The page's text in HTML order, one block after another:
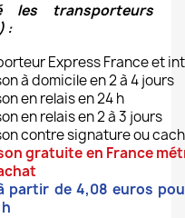
les transporteurs
:
Express France et
à domicile en 2 à 4 jours
en relais en 24 h
en relais en 2 à 3 jours
contre signature ou
gratuite en France
partir de 4,08 euros